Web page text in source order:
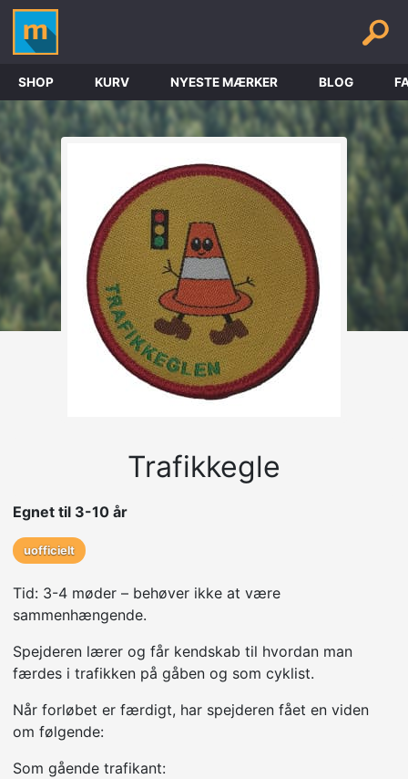
SHOP KURV NYESTE MÆRKER BLOG
Trafikkegle
Egnet til 3-10 år
uofficielt
Tid: 3-4 møder – behøver ikke at være
sammenhængende.
Spejderen lærer og får kendskab til hvordan man
færdes i trafikken på gåben og som cyklist.
Når forløbet er færdigt, har spejderen fået en viden
om følgende:
Som gående trafikant: